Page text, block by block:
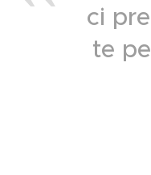
ci
te